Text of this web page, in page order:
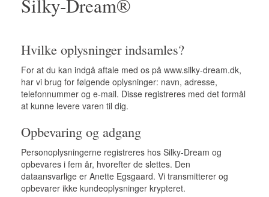
Silky‑Dream®
Hvilke oplysninger indsamles?
For at du kan indgå aftale med os på www.silky-dream.dk,
har vi brug for følgende oplysninger: navn, adresse,
telefonnummer og e-mail. Disse registreres med det formål
at kunne levere varen til dig.
Opbevaring og adgang
Personoplysningerne registreres hos Silky-Dream og
opbevares i fem år, hvorefter de slettes. Den
dataansvarlige er Anette Egsgaard. Vi transmitterer og
opbevarer ikke kundeoplysninger krypteret.